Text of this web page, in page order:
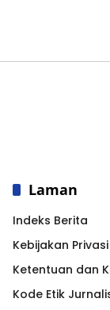
Laman
Indeks Berita
Kebijakan Privasi
Ketentuan dan
Kode Etik